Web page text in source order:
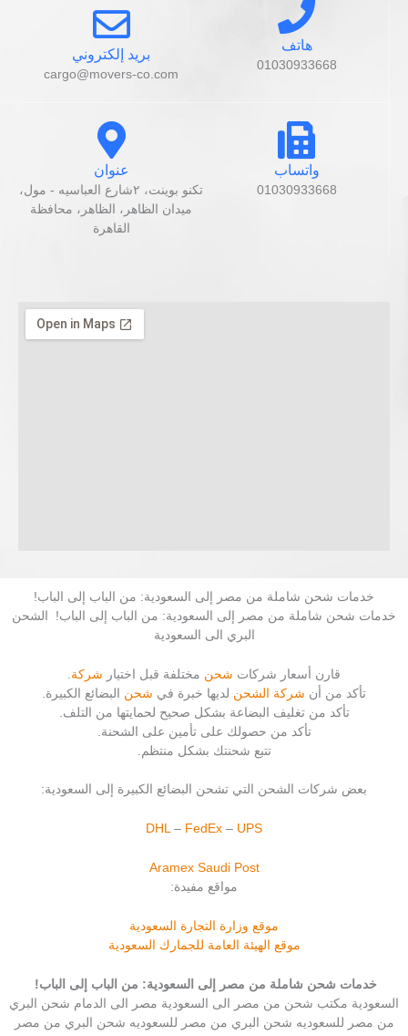
هاتف
01030933668
بريد إلكتروني
cargo@movers-co.com
واتساب
01030933668
عنوان
تكنو بوينت، ٢شارع العباسيه - مول،
ميدان الظاهر، الظاهر، محافظة
القاهرة‬
خدمات شحن شاملة من مصر إلى السعودية: من الباب إلى الباب!
خدمات شحن شاملة من مصر إلى السعودية: من الباب إلى الباب! الشحن
البري الى السعودية
قارن أسعار شركات شحن مختلفة قبل اختيار شركة
تأكد من أن شركة الشحن لديها خبرة في شحن البضائع الكبيرة.
تأكد من تغليف البضاعة بشكل صحيح لحمايتها من التلف.
تأكد من حصولك على تأمين على الشحنة.
تتبع شحنتك بشكل منتظم.
بعض شركات الشحن التي تشحن البضائع الكبيرة إلى السعودية:
DHL – FedEx – UPS
Aramex Saudi Post
مواقع مفيدة:
موقع وزارة التجارة السعودية
موقع الهيئة العامة للجمارك السعودية
خدمات شحن شاملة من مصر إلى السعودية: من الباب إلى الباب!
السعودية مكتب شحن من مصر الى السعودية مصر الى الدمام شحن البري
من مصر للسعوديه شحن البري من مصر للسعوديه شحن البري من مصر